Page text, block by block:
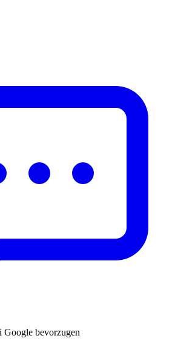
Google bevorzugen